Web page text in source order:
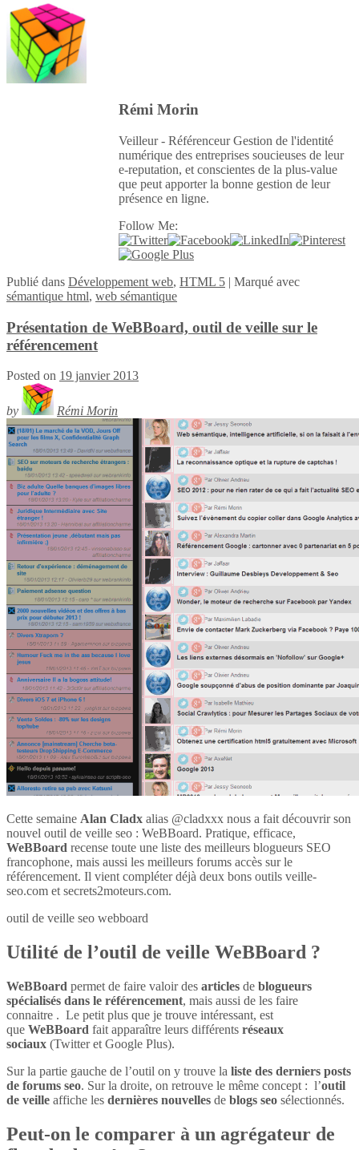
Rémi Morin
Veilleur - Référenceur Gestion de l'identité
numérique des entreprises soucieuses de leur
e-reputation, et conscientes de la plus-value
que peut apporter la bonne gestion de leur
présence en ligne.
Follow Me:
Publié dans Développement web, HTML 5 | Marqué avec
sémantique html, web sémantique
Présentation de WeBBoard, outil de veille sur le
référencement
Posted on 19 janvier 2013
by Rémi Morin
Cette semaine Alan Cladx alias @cladxxx nous a fait découvrir son
nouvel outil de veille seo : WeBBoard. Pratique, efficace,
WeBBoard recense toute une liste des meilleurs blogueurs SEO
francophone, mais aussi les meilleurs forums accès sur le
référencement. Il vient compléter déjà deux bons outils veille-
seo.com et secrets2moteurs.com.
outil de veille seo webboard
Utilité de l’outil de veille WeBBoard ?
WeBBoard permet de faire valoir des articles de blogueurs
spécialisés dans le référencement, mais aussi de les faire
connaitre . Le petit plus que je trouve intéressant, est
que WeBBoard fait apparaître leurs différents réseaux
sociaux (Twitter et Google Plus).
Sur la partie gauche de l’outil on y trouve la liste des derniers posts
de forums seo. Sur la droite, on retrouve le même concept : l’outil
de veille affiche les dernières nouvelles de blogs seo sélectionnés.
Peut-on le comparer à un agrégateur de